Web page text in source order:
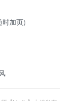
时加页)